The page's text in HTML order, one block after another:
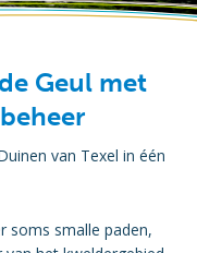
Geul met
van Texel in één
soms smalle paden,